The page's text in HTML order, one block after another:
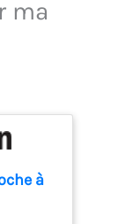
ma
à